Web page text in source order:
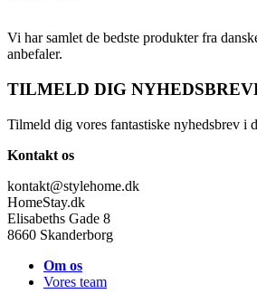
Vi har samlet de bedste produkter fra
anbefaler.
TILMELD DIG
Tilmeld dig vores fantastiske nyhedsbrev i
Kontakt os
kontakt@stylehome.dk
HomeStay.dk
Elisabeths Gade 8
8660 Skanderborg
Om os
Vores team